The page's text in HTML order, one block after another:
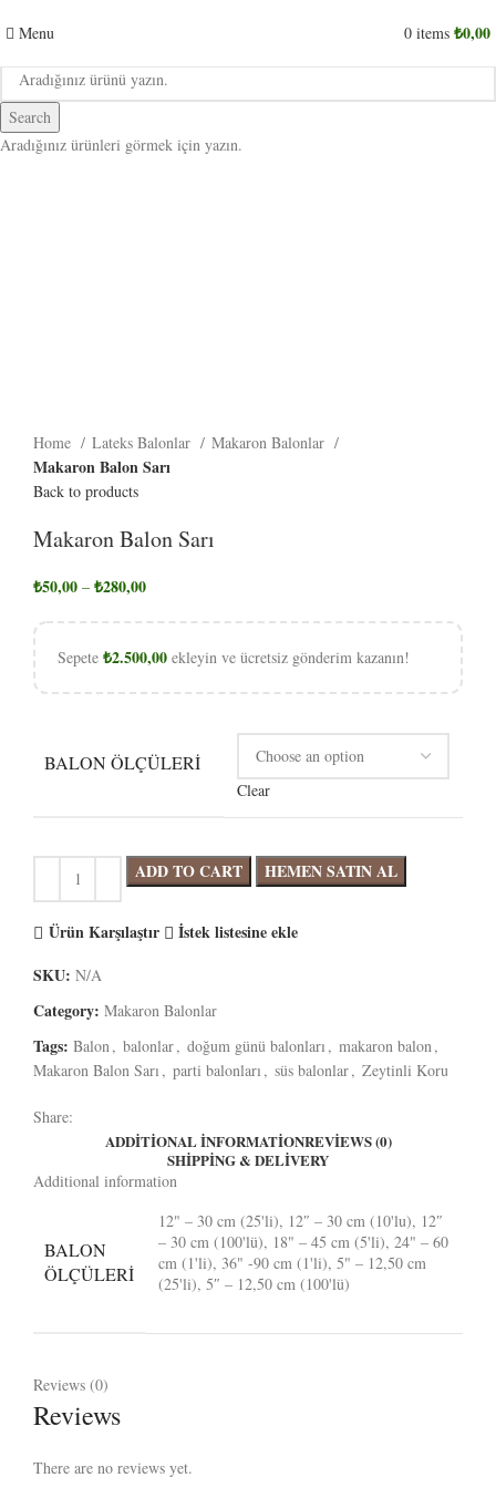
Menu 0 items ₺0,00
Home Lateks Balonlar Makaron Balonlar
Makaron Balon Sarı
Back to products
Makaron Balon Sarı
₺50,00 – ₺280,00
Sepete ₺2.500,00 ekleyin ve ücretsiz gönderim kazanın!
BALON ÖLÇÜLERI
Clear
ADD TO CART HEMEN SATIN AL
Ürün Karşılaştır
İstek listesine ekle
SKU: N/A
Category: Makaron Balonlar
Tags: Balon, balonlar, doğum günü balonları , makaron balon,
Makaron Balon Sarı , parti balonları , süs balonlar, Zeytinli Koru
Share:
ADDITIONAL INFORMATIONREVIEWS (0)
SHIPPING & DELIVERY
Additional information
BALON
ÖLÇÜLERI
12" – 30 cm (25'li), 12″ – 30 cm (10'lu), 12″
– 30 cm (100'lü), 18" – 45 cm (5'li), 24" – 60
cm (1'li), 36" -90 cm (1'li), 5" – 12,50 cm
(25'li), 5″ – 12,50 cm (100'lü)
Reviews (0)
Reviews
There are no reviews yet.
Search
Aradığınız ürünleri görmek için yazın.